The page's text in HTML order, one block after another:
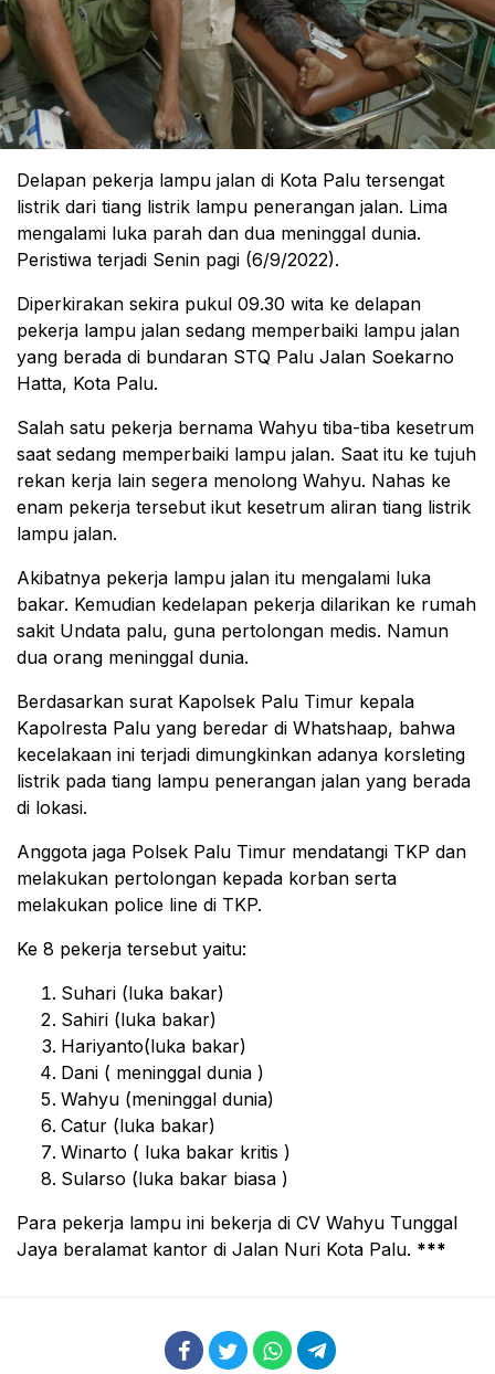
Delapan pekerja lampu jalan di Kota Palu tersengat
listrik dari tiang listrik lampu penerangan jalan. Lima
mengalami luka parah dan dua meninggal dunia.
Peristiwa terjadi Senin pagi (6/9/2022).
Diperkirakan sekira pukul 09.30 wita ke delapan
pekerja lampu jalan sedang memperbaiki lampu jalan
yang berada di bundaran STQ Palu Jalan Soekarno
Hatta, Kota Palu.
Salah satu pekerja bernama Wahyu tiba-tiba kesetrum
saat sedang memperbaiki lampu jalan. Saat itu ke tujuh
rekan kerja lain segera menolong Wahyu. Nahas ke
enam pekerja tersebut ikut kesetrum aliran tiang listrik
lampu jalan.
Akibatnya pekerja lampu jalan itu mengalami luka
bakar. Kemudian kedelapan pekerja dilarikan ke rumah
sakit Undata palu, guna pertolongan medis. Namun
dua orang meninggal dunia.
Berdasarkan surat Kapolsek Palu Timur kepala
Kapolresta Palu yang beredar di Whatshaap, bahwa
kecelakaan ini terjadi dimungkinkan adanya korsleting
listrik pada tiang lampu penerangan jalan yang berada
di lokasi.
Anggota jaga Polsek Palu Timur mendatangi TKP dan
melakukan pertolongan kepada korban serta
melakukan police line di TKP.
Ke 8 pekerja tersebut yaitu:
Suhari (luka bakar)
Sahiri (luka bakar)
Hariyanto(luka bakar)
Dani ( meninggal dunia )
Wahyu (meninggal dunia)
Catur (luka bakar)
Winarto ( luka bakar kritis )
Sularso (luka bakar biasa )
Para pekerja lampu ini bekerja di CV Wahyu Tunggal
Jaya beralamat kantor di Jalan Nuri Kota Palu. ***